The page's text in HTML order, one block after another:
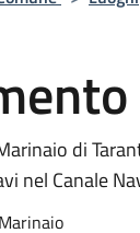
di
nel Canale